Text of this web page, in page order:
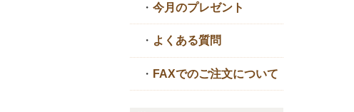
・ 今月のプレゼント
・ よくある質問
・ FAXでのご注文について